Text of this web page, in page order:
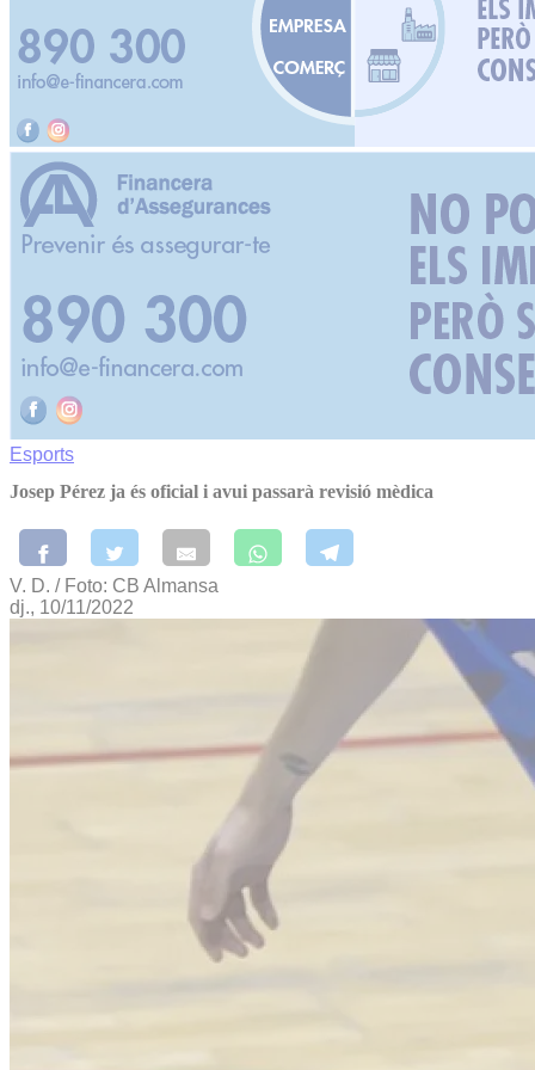
Esports
Josep Pérez ja és oficial i avui passarà revisió mèdica
V. D. / Foto: CB Almansa
dj., 10/11/2022